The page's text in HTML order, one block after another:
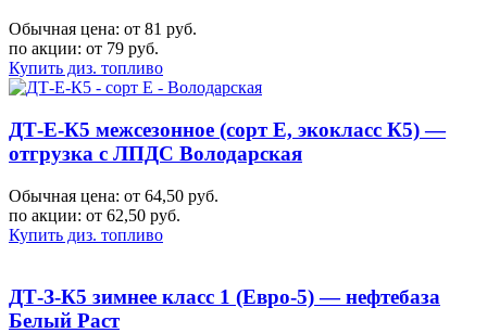
Обычная цена: от 81 руб.
по акции: от 79 руб.
Купить диз. топливо
ДТ-Е-К5 межсезонное (сорт Е, экокласс К5) —
отгрузка с ЛПДС Володарская
Обычная цена: от 64,50 руб.
по акции: от 62,50 руб.
Купить диз. топливо
ДТ-З-К5 зимнее класс 1 (Евро-5) — нефтебаза
Белый Раст